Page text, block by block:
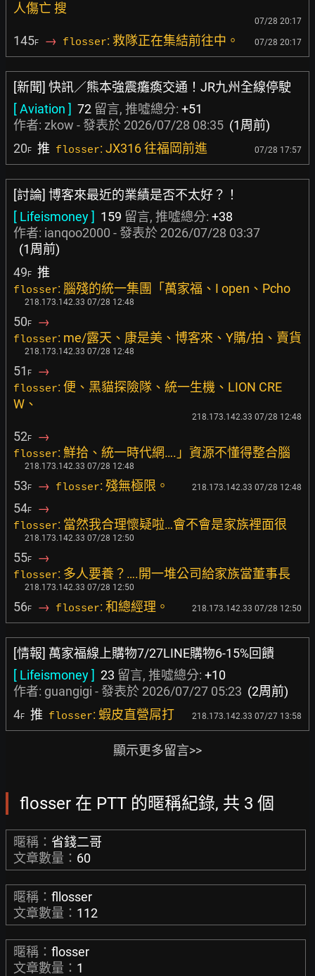
人傷亡 搜
07/28 20:17
145F → flosser: 救隊正在集結前往中。 07/28 20:17
[新聞] 快訊／熊本強震癱瘓交通！JR九州全線停駛
[ Aviation ] 72 留言, 推噓總分: +51
作者: zkow - 發表於 2026/07/28 08:35 (1周前)
20F 推 flosser: JX316 往福岡前進 07/28 17:57
[討論] 博客來最近的業績是否不太好？！
[ Lifeismoney ] 159 留言, 推噓總分: +38
作者: ianqoo2000 - 發表於 2026/07/28 03:37
(1周前)
49F 推
flosser: 腦殘的統一集團「萬家福、I open、Pcho
218.173.142.33 07/28 12:48
50F →
flosser: me/露天、康是美、博客來、Y購/拍、賣貨
218.173.142.33 07/28 12:48
51 F →
flosser: 便、黑貓探險隊、統一生機、LION CRE
W、
218.173.142.33 07/28 12:48
52F →
flosser: 鮮拾、統一時代網….」資源不懂得整合腦
218.173.142.33 07/28 12:48
53F → flosser: 殘無極限。 218.173.142.33 07/28 12:48
54F →
flosser: 當然我合理懷疑啦…會不會是家族裡面很
218.173.142.33 07/28 12:50
55F →
flosser: 多人要養？….開一堆公司給家族當董事長
218.173.142.33 07/28 12:50
56F → flosser: 和總經理。 218.173.142.33 07/28 12:50
[情報] 萬家福線上購物7/27LINE購物6-15%回饋
[ Lifeismoney ] 23 留言, 推噓總分: +10
作者: guangigi - 發表於 2026/07/27 05:23 (2周前)
4F 推 flosser: 蝦皮直營屌打 218.173.142.33 07/27 13:58
顯示更多留言>>
flosser 在 PTT 的暱稱紀錄, 共 3 個
暱稱： 省錢二哥
文章數量： 60
暱稱： fllosser
文章數量： 112
暱稱： flosser
文章數量： 1